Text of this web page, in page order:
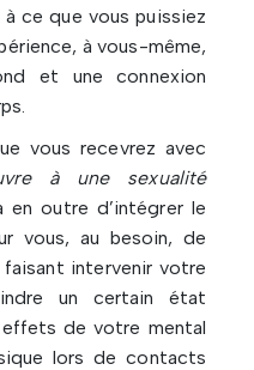
ce que vous puissiez
à vous-même,
et une connexion
vous recevrez avec
à une sexualité
en outre d’intégrer le
vous, au besoin, de
intervenir votre
un certain état
effets de votre mental
lors de contacts